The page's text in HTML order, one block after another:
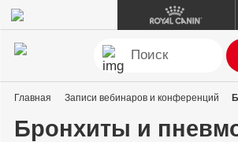
Главная Записи вебинаров и конференций
Бронхиты и